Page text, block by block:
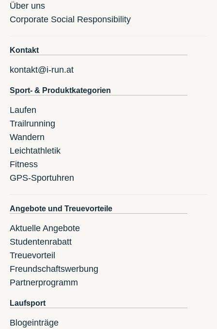
Über uns
Corporate Social Responsibility
Kontakt
kontakt@i-run.at
Sport- & Produktkategorien
Laufen
Trailrunning
Wandern
Leichtathletik
Fitness
GPS-Sportuhren
Angebote und Treuevorteile
Aktuelle Angebote
Studentenrabatt
Treuevorteil
Freundschaftswerbung
Partnerprogramm
Laufsport
Blogeinträge